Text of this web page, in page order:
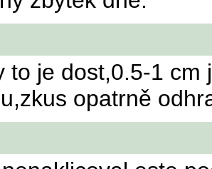
to je dost,0.5-1
opatrně